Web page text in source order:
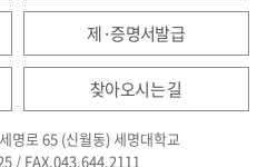
제·증명서발급
찾아오시는 길
명로 65 (신월동) 세명대학교
/ FAX.043.644.2111